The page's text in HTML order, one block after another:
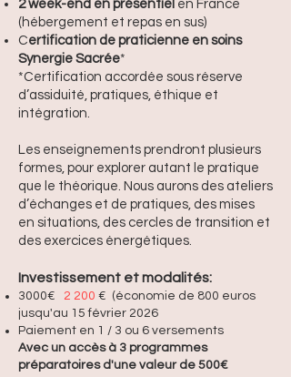
2 week-end en présentiel en France
(hébergement et repas en sus)
Certification de praticienne en soins
Synergie Sacrée*
*Certification accordée sous réserve
d’assiduité, pratiques, éthique et
intégration.​
Les enseignements prendront plusieurs
formes, pour explorer autant le pratique
que le théorique. Nous aurons des ateliers
d’échanges et de pratiques, des mises
en situations, des cercles de transition et
des exercices énergétiques.
Investissement et modalités:
3000€ 2 200 € (économie de 800 euros
jusqu'au 15 février 2026
Paiement en 1 / 3 ou 6 versements
Avec un accès à 3 programmes
préparatoires d'une valeur de 500€